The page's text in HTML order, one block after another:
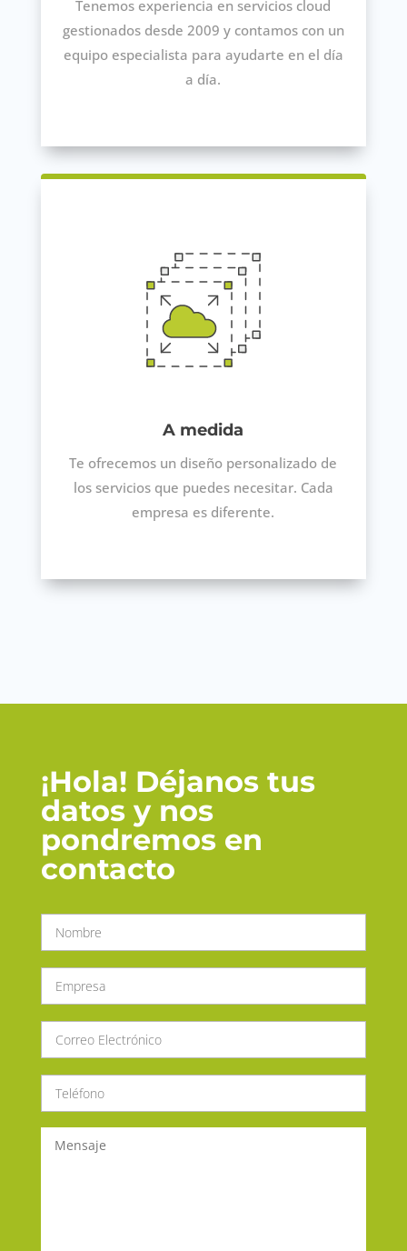
Tenemos experiencia en servicios cloud
gestionados desde 2009 y contamos con un
equipo especialista para ayudarte en el día
a día.
A medida
Te ofrecemos un diseño personalizado de
los servicios que puedes necesitar. Cada
empresa es diferente.
¡Hola! Déjanos tus
datos y nos
pondremos en
contacto